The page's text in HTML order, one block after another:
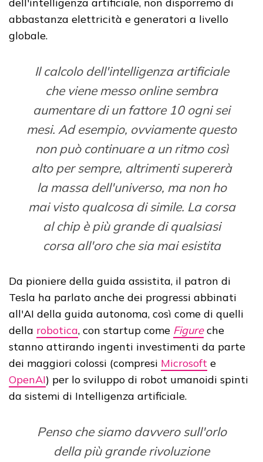
abbastanza elettricità e generatori a livello
globale.
Il calcolo dell'intelligenza artificiale
che viene messo online sembra
aumentare di un fattore 10 ogni sei
mesi. Ad esempio, ovviamente questo
non può continuare a un ritmo così
alto per sempre, altrimenti supererà
la massa dell'universo, ma non ho
mai visto qualcosa di simile. La corsa
al chip è più grande di qualsiasi
corsa all'oro che sia mai esistita
Da pioniere della guida assistita, il patron di
Tesla ha parlato anche dei progressi abbinati
all'AI della guida autonoma, così come di quelli
della robotica, con startup come Figureche
stanno attirando ingenti investimenti da parte
dei maggiori colossi (compresi Microsoft e
OpenAI) per lo sviluppo di robot umanoidi spinti
da sistemi di Intelligenza artificiale.
Penso che siamo davvero sull'orlo
della più grande rivoluzione